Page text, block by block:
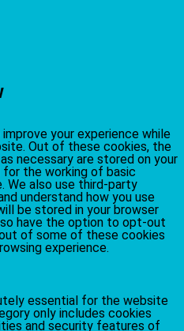
your experience while
Out of these cookies, the
necessary are stored on your
the working of basic
also use third-party
understand how you use
be stored in your browser
have the option to opt-out
of some of these cookies
experience.
essential for the website
only includes cookies
and security features of